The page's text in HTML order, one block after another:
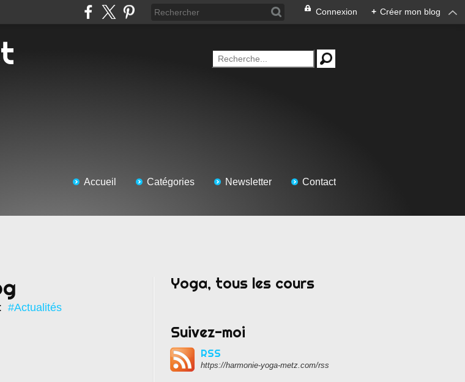
Connexion + Créer mon blog
Accueil Catégories Newsletter Contact
#Actualités
Yoga, tous les cours
Suivez-moi
RSS
https://harmonie-yoga-metz.com/rss